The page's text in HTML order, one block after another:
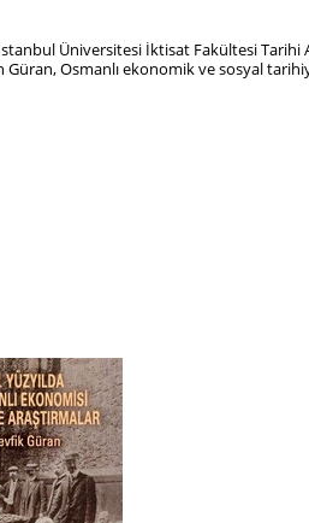
Üniversitesi İktisat Fakültesi Tarihi
Güran, Osmanlı ekonomik ve sosyal